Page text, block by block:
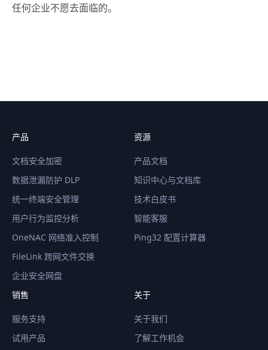
任何企业不愿去面临的。
产品
文档安全加密
数据泄漏防护 DLP
统一终端安全管理
用户行为监控分析
OneNAC 网络准入控制
FileLink 跨网文件交换
企业安全网盘
资源
产品文档
知识中心与文档库
技术白皮书
智能客服
Ping32 配置计算器
销售
服务支持
试用产品
关于
关于我们
了解工作机会